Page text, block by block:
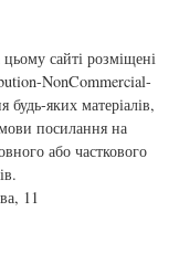
сайті розміщені
NonCommercial-
будь-яких матеріалів,
посилання на
або часткового
11